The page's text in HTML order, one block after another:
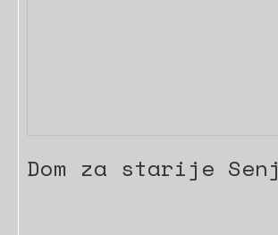
Dom za starije Senj